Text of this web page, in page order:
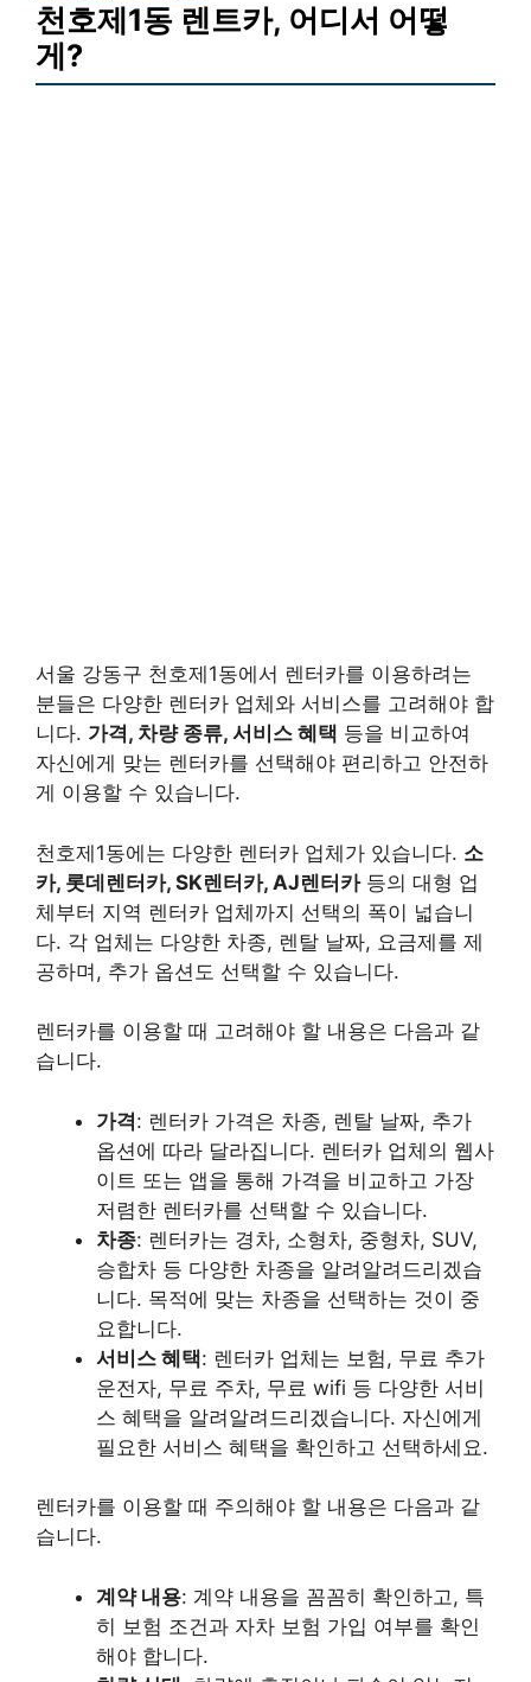
천호제1동 렌트카, 어디서 어떻
게?
서울 강동구 천호제1동에서 렌터카를 이용하려는
분들은 다양한 렌터카 업체와 서비스를 고려해야 합
니다. 가격, 차량 종류, 서비스 혜택 등을 비교하여
자신에게 맞는 렌터카를 선택해야 편리하고 안전하
게 이용할 수 있습니다.
천호제1동에는 다양한 렌터카 업체가 있습니다. 소
카, 롯데렌터카, SK렌터카, AJ렌터카등의 대형 업
체부터 지역 렌터카 업체까지 선택의 폭이 넓습니
다. 각 업체는 다양한 차종, 렌탈 날짜, 요금제를 제
공하며, 추가 옵션도 선택할 수 있습니다.
렌터카를 이용할 때 고려해야 할 내용은 다음과 같
습니다.
가격: 렌터카 가격은 차종, 렌탈 날짜, 추가
옵션에 따라 달라집니다. 렌터카 업체의 웹사
이트 또는 앱을 통해 가격을 비교하고 가장
저렴한 렌터카를 선택할 수 있습니다.
차종: 렌터카는 경차, 소형차, 중형차, SUV,
승합차 등 다양한 차종을 알려알려드리겠습
니다. 목적에 맞는 차종을 선택하는 것이 중
요합니다.
서비스 혜택: 렌터카 업체는 보험, 무료 추가
운전자, 무료 주차, 무료 wifi 등 다양한 서비
스 혜택을 알려알려드리겠습니다. 자신에게
필요한 서비스 혜택을 확인하고 선택하세요.
렌터카를 이용할 때 주의해야 할 내용은 다음과 같
습니다.
계약 내용: 계약 내용을 꼼꼼히 확인하고, 특
히 보험 조건과 자차 보험 가입 여부를 확인
해야 합니다.